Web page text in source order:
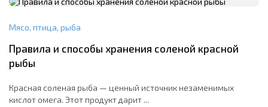
Мясо, птица, рыба
Правила и способы хранения соленой красной
рыбы
Красная соленая рыба — ценный источник незаменимых
кислот омега. Этот продукт дарит ...